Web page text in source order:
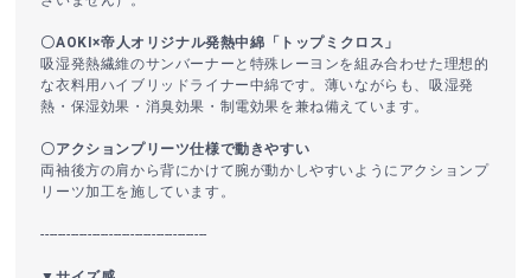
〇AOKI×帝人オリジナル発熱中綿「トップミクロス」
吸湿発熱繊維のサンバーナーと特殊レーヨンを組み合わせた理想的
な衣料用ハイブリッドライナー中綿です。薄いながらも、吸湿発
熱・保湿効果・消臭効果・制電効果を兼ね備えています。
〇アクションプリーツ仕様で動きやすい
両袖後方の肩から背にかけて腕が動かしやすいようにアクションプ
リーツ加工を施しています。
---------------------------------------